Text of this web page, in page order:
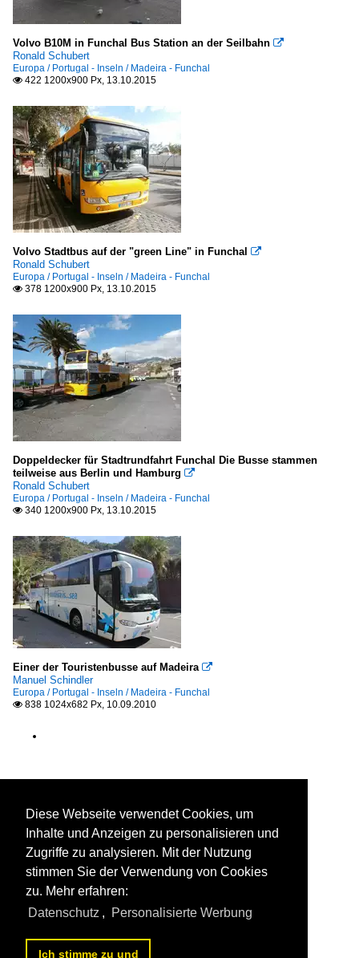
Volvo B10M in Funchal Bus Station an der Seilbahn 
Ronald Schubert
Europa / Portugal - Inseln / Madeira - Funchal
 422 1200x900 Px, 13.10.2015
Volvo Stadtbus auf der "green Line" in Funchal 
Ronald Schubert
Europa / Portugal - Inseln / Madeira - Funchal
 378 1200x900 Px, 13.10.2015
Doppeldecker für Stadtrundfahrt Funchal Die Busse stammen
teilweise aus Berlin und Hamburg 
Ronald Schubert
Europa / Portugal - Inseln / Madeira - Funchal
 340 1200x900 Px, 13.10.2015
Einer der Touristenbusse auf Madeira 
Manuel Schindler
Europa / Portugal - Inseln / Madeira - Funchal
 838 1024x682 Px, 10.09.2010
Diese Webseite verwendet Cookies, um
Inhalte und Anzeigen zu personalisieren und
Zugriffe zu analysieren. Mit der Nutzung
stimmen Sie der Verwendung von Cookies
zu. Mehr erfahren:
Datenschutz , Personalisierte Werbung
Ich stimme zu und